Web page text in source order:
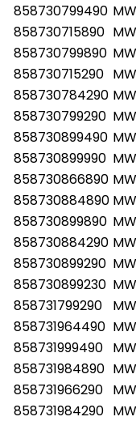
858730799490
858730715890
858730799890
858730715290
858730784290
858730799290
858730899490
858730899990
858730866890
858730884890
858730899890
858730884290
858730899290
858730899230
858731799290
858731964490
858731999490
858731984890
858731966290
858731984290